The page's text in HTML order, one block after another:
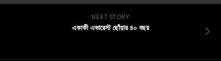
NEXT STORY
একাকী এভারেস্ট ছোঁয়ার ৪০ বছর